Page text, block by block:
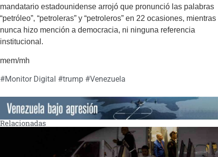
mandatario estadounidense arrojó que pronunció las palabras
“petróleo”, “petroleras” y “petroleros” en 22 ocasiones, mientras
nunca hizo mención a democracia, ni ninguna referencia
institucional.
mem/mh
#Monitor Digital #trump #Venezuela
Relacionadas